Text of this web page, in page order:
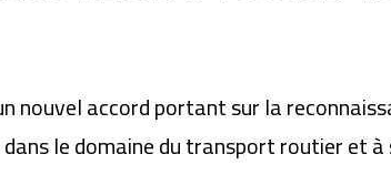
nouvel accord portant sur la
le domaine du transport routier et